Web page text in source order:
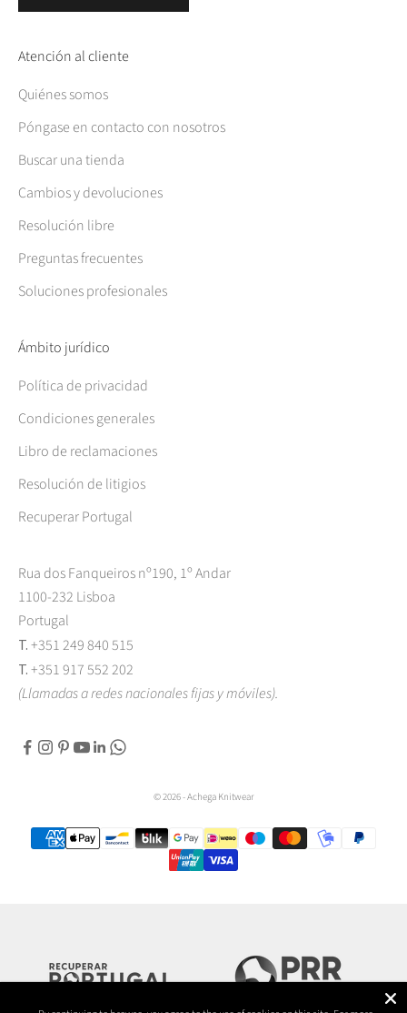
Atención al cliente
Quiénes somos
Póngase en contacto con nosotros
Buscar una tienda
Cambios y devoluciones
Resolución libre
Preguntas frecuentes
Soluciones profesionales
Ámbito jurídico
Política de privacidad
Condiciones generales
Libro de reclamaciones
Resolución de litigios
Recuperar Portugal
Rua dos Fanqueiros nº190, 1º Andar
1100-232 Lisboa
Portugal
T. +351 249 840 515
T. +351 917 552 202
(Llamadas a redes nacionales fijas y móviles).
© 2026 - Achega Knitwear